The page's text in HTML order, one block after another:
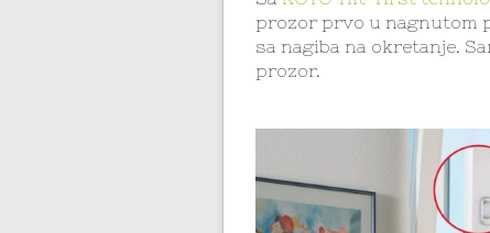
prozor prvo u nagnutom
sa nagiba na okretanje.
prozor.